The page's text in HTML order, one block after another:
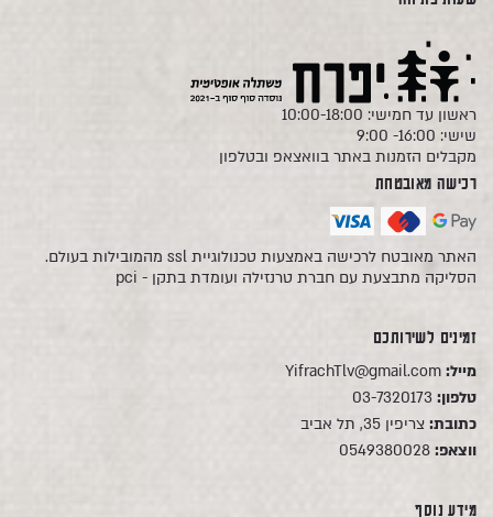
ראשון עד חמישי: 10:00-18:00
שישי: 16:00- 9:00
מקבלים הזמנות באתר בוואצאפ ובטלפון
רכישה מאובטחת
האתר מאובטח לרכישה באמצעות טכנולוגיית ssl מהמובילות בעולם.
הסליקה מתבצעת עם חברת טרנזילה ועומדת בתקן - pci
זמינים לשירותכם
מייל: YifrachTlv@gmail.com
טלפון: 03-7320173
כתובת: צריפין 35, תל אביב
ווצאפ: 0549380028
מידע נוסף